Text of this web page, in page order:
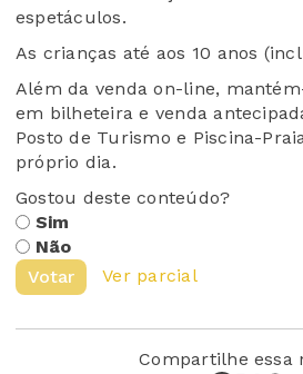
espetáculos.
As crianças até aos 10 anos
Além da venda on-line,
em bilheteira e venda
Posto de Turismo e Piscina-
próprio dia.
Gostou deste conteúdo?
Sim
Não
Votar
Ver parcial
Compartilhe essa